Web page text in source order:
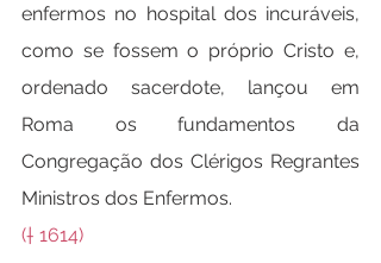
enfermos no hospital dos incuráveis,
como se fossem o próprio Cristo e,
ordenado sacerdote, lançou em
Roma os fundamentos da
Congregação dos Clérigos Regrantes
Ministros dos Enfermos.
(† 1614)